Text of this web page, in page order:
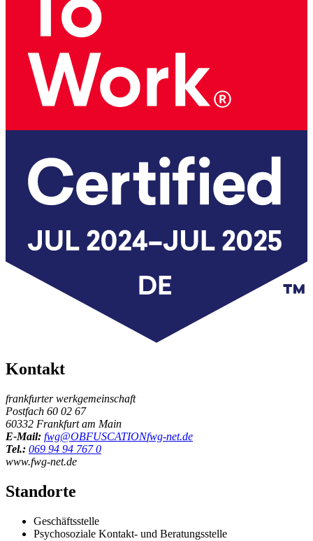
Kontakt
frankfurter werkgemeinschaft
Postfach 60 02 67
60332 Frankfurt am Main
E-Mail: fwg@OBFUSCATIONfwg-net.de
Tel.: 069 94 94 767 0
www.fwg-net.de
Standorte
Geschäftsstelle
Psychosoziale Kontakt- und Beratungsstelle